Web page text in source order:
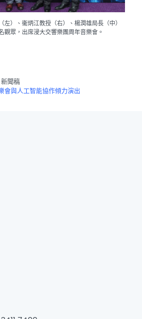
左）、衞炳江教授（右）、楊潤雄局長（中）
觀眾，出席浸大交響樂團周年音樂會。
新聞稿
會與人工智能協作傾力演出